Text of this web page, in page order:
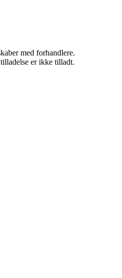
med forhandlere.
er ikke tilladt.